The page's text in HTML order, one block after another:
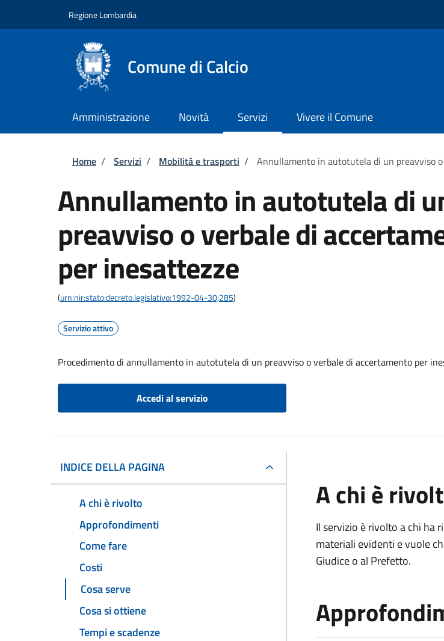
Regione Lombardia
Comune di Calcio
Amministrazione Novità Servizi Vivere il Comune
Briciole di pane
Home / Servizi / Mobilità e trasporti / Annullamento in autotutela di un preavviso
Annullamento in autotutela di
preavviso o verbale di
per inesattezze
(urn:nir:stato:decreto.legislativo:1992-04-30;285)
Servizio attivo
Procedimento di annullamento in autotutela di un preavviso o verbale di accertamento per
Accedi al servizio
INDICE DELLA PAGINA
A chi è rivolto
Approfondimenti
Come fare
Costi
Cosa serve
Cosa si ottiene
Tempi e scadenze
A chi è
Il servizio è rivolto a chi ha
materiali evidenti e vuole
Giudice o al Prefetto.